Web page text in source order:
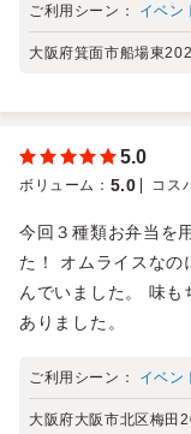
ご利用シーン： イベン
大阪府箕面市船場東
5.0
ボリューム ： 5.0 コス
今回３種類お弁当を
た！ オムライスなの
んでいました。 味も
ありました。
ご利用シーン： イベン
大阪府大阪市北区梅田